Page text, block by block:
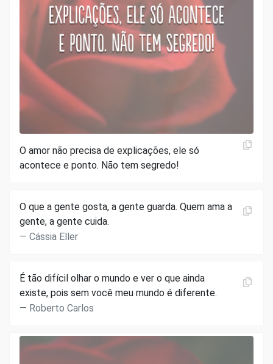
O amor não precisa de explicações, ele só
acontece e ponto. Não tem segredo!
O que a gente gosta, a gente guarda. Quem ama a
gente, a gente cuida.
Cássia Eller
É tão difícil olhar o mundo e ver o que ainda
existe, pois sem você meu mundo é diferente.
Roberto Carlos